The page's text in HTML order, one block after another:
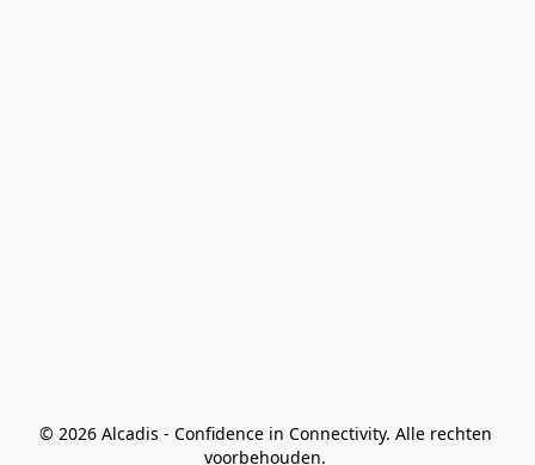
© 2026 Alcadis - Confidence in Connectivity. Alle rechten
voorbehouden.